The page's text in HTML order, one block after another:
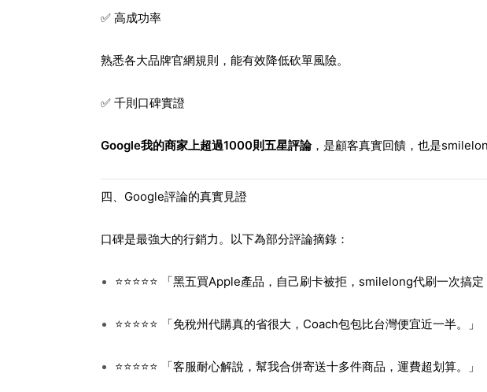
✅ 高成功率
熟悉各大品牌官網規則，能有效降低砍單風險。
✅ 千則口碑實證
Google我的商家上超過1000則五星評論，是顧客真實回饋，也是
四、Google評論的真實見證
口碑是最強大的行銷力。以下為部分評論摘錄：
⭐⭐⭐⭐⭐ 「黑五買Apple產品，自己刷卡被拒，smilelong代刷一次搞定
⭐⭐⭐⭐⭐ 「免稅州代購真的省很大，Coach包包比台灣便宜近一半。」
⭐⭐⭐⭐⭐ 「客服耐心解說，幫我合併寄送十多件商品，運費超划算。」